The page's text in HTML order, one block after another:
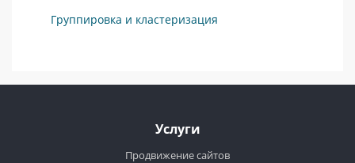
Группировка и кластеризация
Услуги
Продвижение сайтов